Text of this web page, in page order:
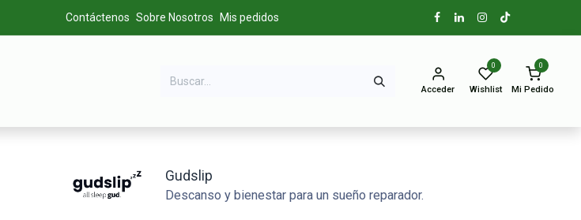
Contáctenos Sobre Nosotros Mis pedidos
Acceder
0
Wishlist
0
Mi Pedido
Gudslip
Descanso y bienestar para un sueño reparador.